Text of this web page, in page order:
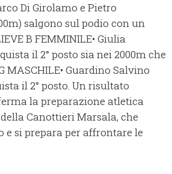
Di Girolamo e Pietro
salgono sul podio con un
B FEMMINILE• Giulia
il 2° posto sia nei 2000m che
MASCHILE• Guardino Salvino
il 2° posto. Un risultato
la preparazione atletica
Canottieri Marsala, che
e si prepara per affrontare le